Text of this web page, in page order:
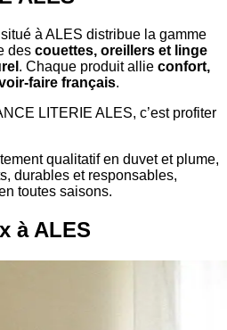
situé à ALES distribue la gamme
des couettes, oreillers et linge
. Chaque produit allie confort,
faire français.
LITERIE ALES, c’est profiter
qualitatif en duvet et plume,
durables et responsables,
toutes saisons.
à ALES